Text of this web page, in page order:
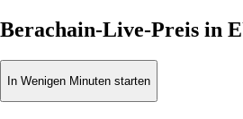
Berachain-Live-Preis in
In Wenigen Minuten starten